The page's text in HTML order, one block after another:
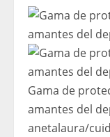
Gama de
amantes del
anetalaura/